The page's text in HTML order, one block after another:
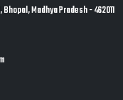
Madhya Pradesh - 462011